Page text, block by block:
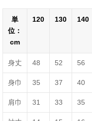
単
位：
cm
120 130 140
身丈 48 52 56
身巾 35 37 40
肩巾 31 33 35